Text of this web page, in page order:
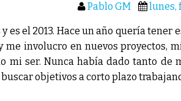
Pablo GM lunes,
es el 2013. Hace un año quería
me involucro en nuevos proyectos,
mi ser. Nunca había dado tanto
objetivos a corto plazo